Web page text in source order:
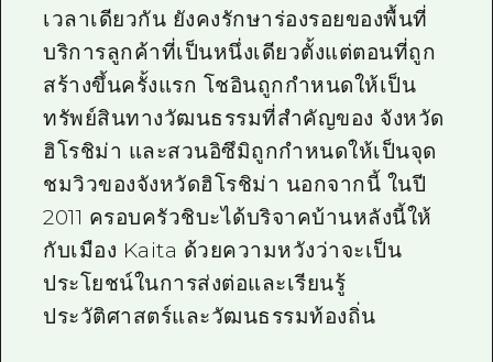
เวลาเดียวกัน ยังคงรักษาร่องรอยของพื้นที่
บริการลูกค้าที่เป็นหนึ่งเดียวตั้งแต่ตอนที่ถูก
สร้างขึ้นครั้งแรก โชอินถูกกำหนดให้เป็น
ทรัพย์สินทางวัฒนธรรมที่สำคัญของ จังหวัด
ฮิโรชิม่า และสวนอิซึมิถูกกำหนดให้เป็นจุด
ชมวิวของจังหวัดฮิโรชิม่า นอกจากนี้ ในปี
2011 ครอบครัวชิบะได้บริจาคบ้านหลังนี้ให้
กับเมือง Kaita ด้วยความหวังว่าจะเป็น
ประโยชน์ในการส่งต่อและเรียนรู้
ประวัติศาสตร์และวัฒนธรรมท้องถิ่น